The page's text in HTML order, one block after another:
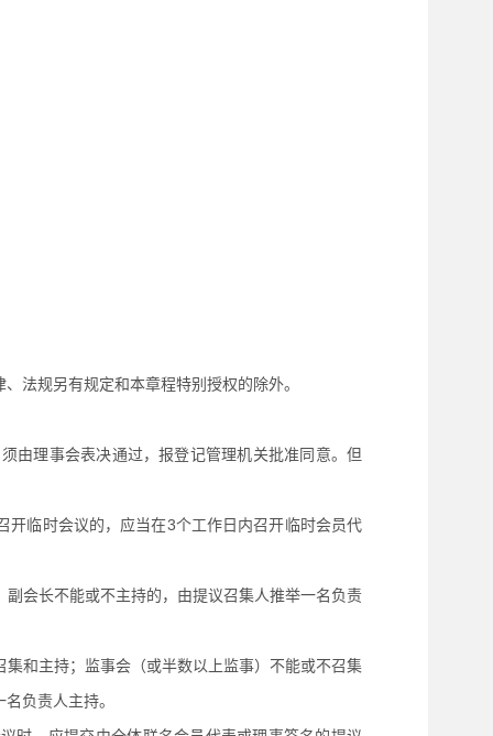
法规另有规定和本章程特别授权的除外。
由理事会表决通过，报登记管理机关批准同意。但
开临时会议的，应当在3个工作日内召开临时会员代
会长不能或不主持的，由提议召集人推举一名负责
和主持；监事会（或半数以上监事）不能或不召集
负责人主持。